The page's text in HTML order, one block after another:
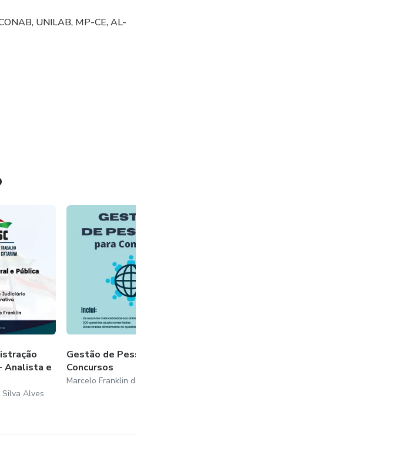
UNILAB, MP-CE, AL-
Analista e
Silva Alves
Gestão de Pessoas para
Concursos
Marcelo Franklin da Silva Alves